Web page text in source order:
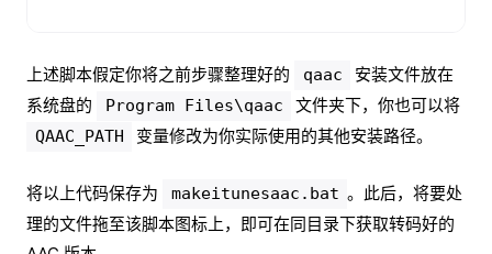
上述脚本假定你将之前步骤整理好的 qaac
安装文件放在
系统盘的
Program Files\qaac 文件夹下，你也可以将
QAAC_PATH 变量修改为你实际使用的其他安装路径。
将以上代码保存为 makeitunesaac.bat 。此后，将要处
理的文件拖至该脚本图标上，即可在同目录下获取转码好的